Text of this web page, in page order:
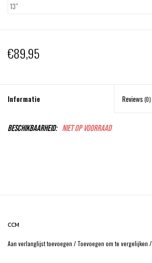
SALE
€89,95
Informatie Reviews(0)
Beschikbaarheid: Niet op voorraad
CCM
Aan verlanglijst toevoegen / Toevoegen om te vergelijken /